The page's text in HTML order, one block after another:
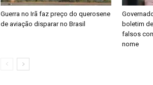
Guerra no Irã faz preço do querosene
de aviação disparar no Brasil
boletim
falsos
nome